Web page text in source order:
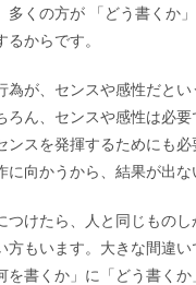
多くの方が 「どう書くか
からです。
為が、センスや感性だとい
ろん、センスや感性は必
ンスを発揮するためにも
に向かうから、結果が出な
つけたら、人と同じものし
方もいます。大きな間違
を書くか」に「どう書くか